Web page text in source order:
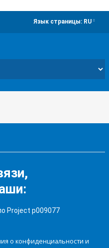
Язык страницы: RU
Project p009077
о конфиденциальности и